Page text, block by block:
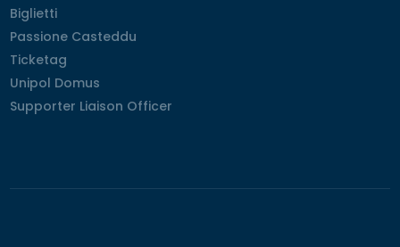
Biglietti
Biglietti
Passione Casteddu
Passione Casteddu
Ticketag
Ticketag
Unipol Domus
Unipol Domus
Supporter Liaison Officer
Supporter Liaison Officer